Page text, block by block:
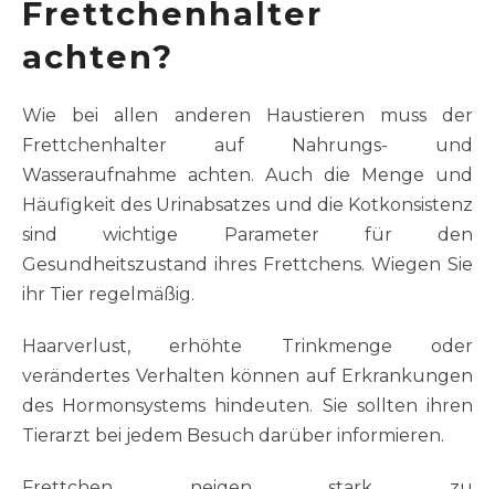
Frettchenhalter
achten?
Wie bei allen anderen Haustieren muss der
Frettchenhalter auf Nahrungs- und
Wasseraufnahme achten. Auch die Menge und
Häufigkeit des Urinabsatzes und die Kotkonsistenz
sind wichtige Parameter für den
Gesundheitszustand ihres Frettchens. Wiegen Sie
ihr Tier regelmäßig.
Haarverlust, erhöhte Trinkmenge oder
verändertes Verhalten können auf Erkrankungen
des Hormonsystems hindeuten. Sie sollten ihren
Tierarzt bei jedem Besuch darüber informieren.